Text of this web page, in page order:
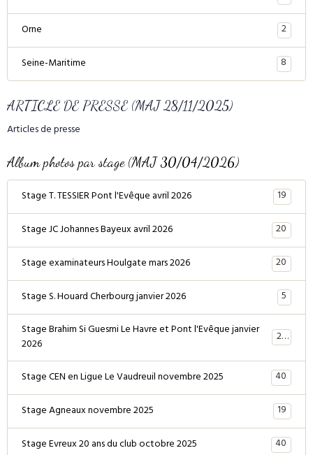
Orne
2
Seine-Maritime
8
ARTICLE DE PRESSE (MAJ 28/11/2025)
Articles de presse
Album photos par stage (MAJ 30/04/2026)
Stage T. TESSIER Pont l'Evêque avril 2026
19
Stage JC Johannes Bayeux avril 2026
20
Stage examinateurs Houlgate mars 2026
20
Stage S. Houard Cherbourg janvier 2026
5
Stage Brahim Si Guesmi Le Havre et Pont l'Evêque janvier
2026 28
Stage CEN en Ligue Le Vaudreuil novembre 2025
40
Stage Agneaux novembre 2025
19
Stage Evreux 20 ans du club octobre 2025
40